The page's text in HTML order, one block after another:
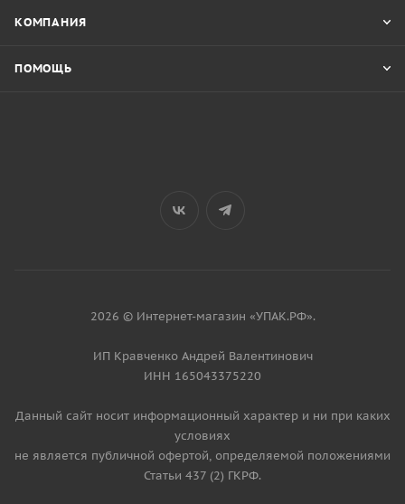
КОМПАНИЯ
ПОМОЩЬ
2026 © Интернет-магазин «УПАК.РФ».
ИП Кравченко Андрей Валентинович
ИНН 165043375220
Данный сайт носит информационный характер и ни при каких
условиях
не является публичной офертой, определяемой положениями
Статьи 437 (2) ГКРФ.